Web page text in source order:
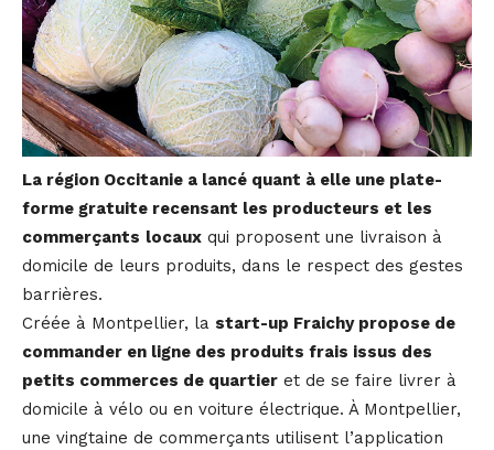
La région Occitanie a lancé quant à elle une plate-
forme gratuite recensant les producteurs et les
commerçants locaux qui proposent une livraison à
domicile de leurs produits, dans le respect des gestes
barrières.
Créée à Montpellier, la start-up Fraichy propose de
commander en ligne des produits frais issus des
petits commerces de quartier et de se faire livrer à
domicile à vélo ou en voiture électrique. À Montpellier,
une vingtaine de commerçants utilisent l’application